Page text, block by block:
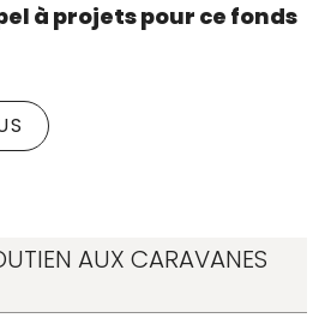
à projets pour ce fonds
AUX CARAVANES